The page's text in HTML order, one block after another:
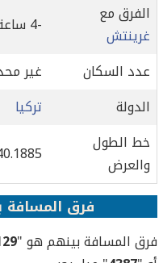
الفرق مع
غرينتش
-4 ساعة
عدد السكان
غير
الدولة
تركيا
خط الطول
والعرض
فرق المسافة
فرق المسافة بينهم هو "